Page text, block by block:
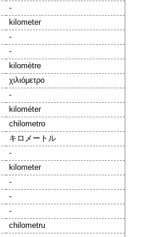
-
kilometer
-
-
kilomètre
χιλιόμετρο
-
kilométer
chilometro
キロメートル
-
kilometer
-
-
-
chilometru